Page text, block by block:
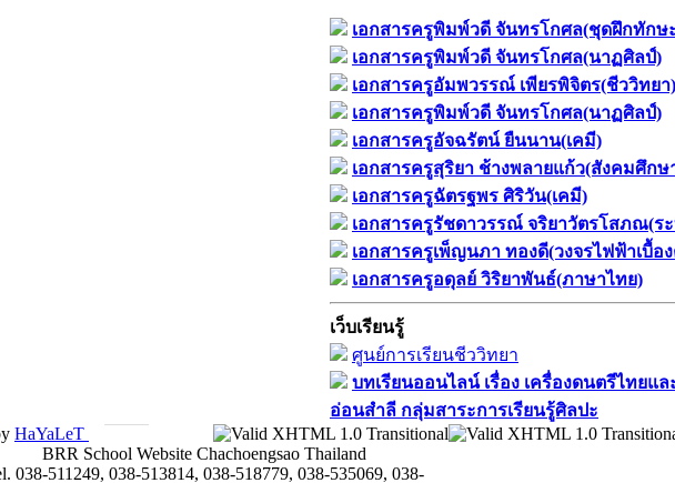
เอกสารครูพิมพ์วดี จันทรโกศล(ชุดฝึกทักษ
เอกสารครูพิมพ์วดี จันทรโกศล(นาฏศิลป์)
เอกสารครูอัมพวรรณ์ เพียรพิจิตร(ชีววิทยา)
เอกสารครูพิมพ์วดี จันทรโกศล(นาฏศิลป์)
เอกสารครูอัจฉรัตน์ ยืนนาน(เคมี)
เอกสารครูสุริยา ช้างพลายแก้ว(สังคมศึกษ
เอกสารครูฉัตรฐพร ศิริวัน(เคมี)
เอกสารครูรัชดาวรรณ์ จริยาวัตรโสภณ(ร
เอกสารครูเพ็ญนภา ทองดี(วงจรไฟฟ้าเบื้อ
เอกสารครูอดุลย์ วิริยาพันธ์(ภาษาไทย)
เว็บเรียนรู้
ศูนย์การเรียนชีววิทยา
บทเรียนออนไลน์​ เรื่อง​ เครื่องดนตรีไทย
อ่อนสำลี​ กลุ่มสาระการเรียนรู้ศิลปะ
HaYaLeT
BRR School Website Chachoengsao Thailand
038-511249, 038-513814, 038-518779, 038-535069, 038-